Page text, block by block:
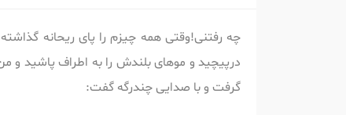
چه رفتنی!وقتی همه چیزم را پای ریحانه
درپیچید و موهای بلندش را به اطراف پاشید
گرفت و با صدایی چندرگه گفت: